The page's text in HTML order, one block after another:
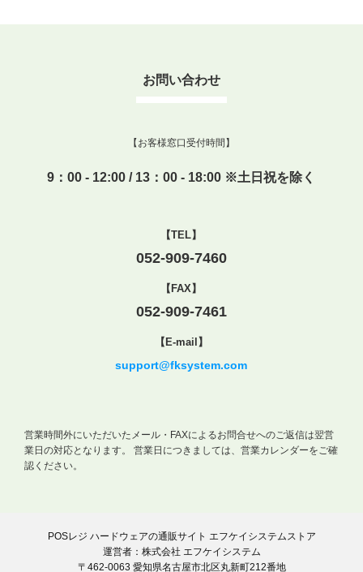
お問い合わせ
【お客様窓口受付時間】
9：00 - 12:00 / 13：00 - 18:00 ※土日祝を除く
【TEL】
052-909-7460
【FAX】
052-909-7461
【E-mail】
support@fksystem.com
営業時間外にいただいたメール・FAXによるお問合せへのご返信は翌営
業日の対応となります。
営業日につきましては、営業カレンダーをご確
認ください。
POSレジ ハードウェアの通販サイト エフケイシステムストア
運営者：株式会社 エフケイシステム
〒462-0063 愛知県名古屋市北区丸新町212番地